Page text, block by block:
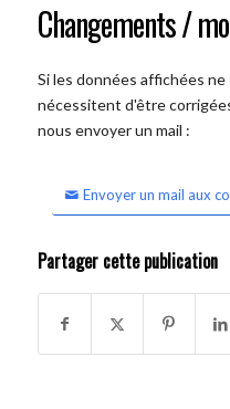
Changements /
Si les données affichées
nécessitent d'être
nous envoyer un mail :
Envoyer un mail aux
Partager cette publication